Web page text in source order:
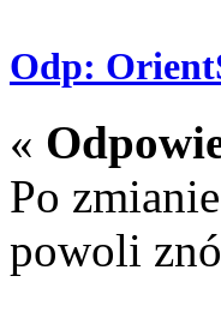
Odp:
«
Po
powoli